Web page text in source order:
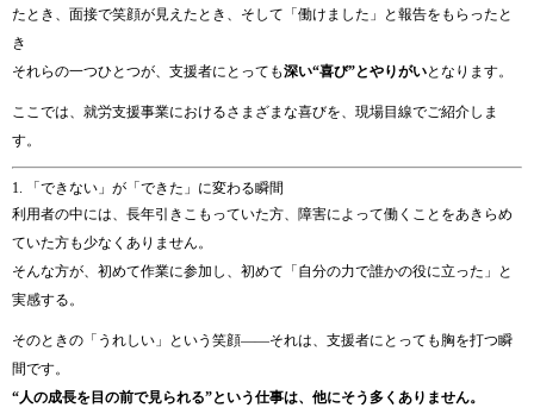
たとき、面接で笑顔が見えたとき、そして「働けました」と報告をもらったと
き
それらの一つひとつが、支援者にとっても深い“喜び”とやりがいとなります。
ここでは、就労支援事業におけるさまざまな喜びを、現場目線でご紹介しま
す。
1. 「できない」が「できた」に変わる瞬間
利用者の中には、長年引きこもっていた方、障害によって働くことをあきらめ
ていた方も少なくありません。
そんな方が、初めて作業に参加し、初めて「自分の力で誰かの役に立った」と
実感する。
そのときの「うれしい」という笑顔――それは、支援者にとっても胸を打つ瞬
間です。
“人の成長を目の前で見られる”という仕事は、他にそう多くありません。